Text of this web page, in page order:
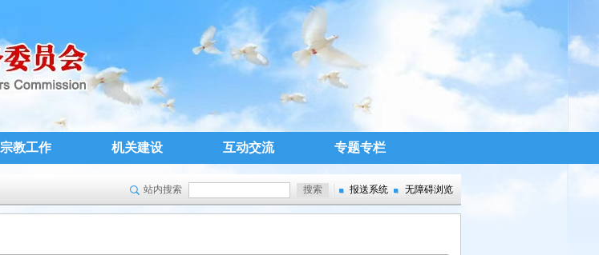
宗教工作 机关建设 互动交流 专题专栏
站内搜索 报送系统 无障碍浏览